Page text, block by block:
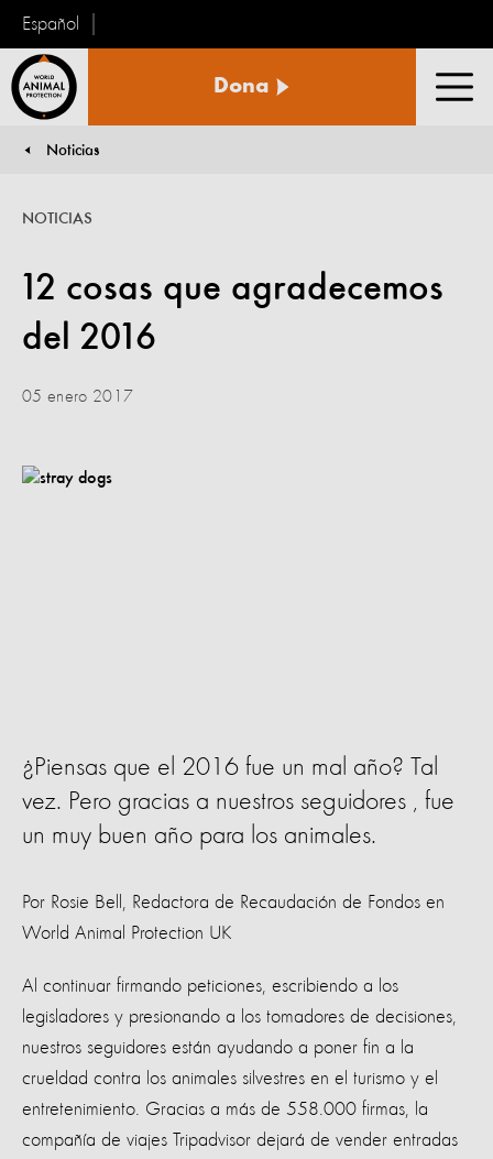
Español
Animal
Dona
Noticias
12 cosas que agradecemos
del 2016
NOTICIAS
05 enero 2017
¿Piensas que el 2016 fue un mal año? Tal
vez. Pero gracias a nuestros seguidores , fue
un muy buen año para los animales.
Por Rosie Bell, Redactora de Recaudación de Fondos en
World Animal Protection UK
Al continuar firmando peticiones, escribiendo a los
legisladores y presionando a los tomadores de decisiones,
nuestros seguidores están ayudando a poner fin a la
crueldad contra los animales silvestres en el turismo y el
entretenimiento. Gracias a más de 558.000 firmas, la
compañía de viajes Tripadvisor dejará de vender entradas